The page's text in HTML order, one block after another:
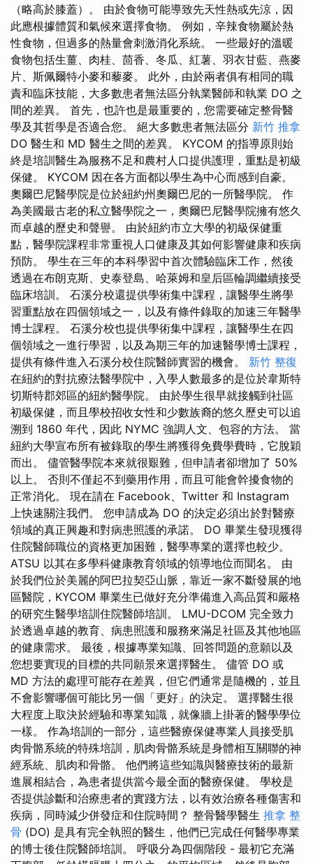
（略高於膝蓋）。 由於食物可能導致先天性熱或先涼，因
此應根據體質和氣候來選擇食物。 例如，辛辣食物屬於熱
性食物，但過多的熱量會刺激消化系統。 一些最好的溫暖
食物包括生薑、肉桂、茴香、冬瓜、紅薯、羽衣甘藍、燕麥
片、斯佩爾特小麥和藜麥。 此外，由於兩者俱有相同的職
責和臨床技能，大多數患者無法區分執業醫師和執業 DO 之
間的差異。 首先，也許也是最重要的，您需要確定整骨醫
學及其哲學是否適合您。 絕大多數患者無法區分 新竹 推拿
DO 醫生和 MD 醫生之間的差異。 KYCOM 的指導原則始
終是培訓醫生為服務不足和農村人口提供護理，重點是初級
保健。 KYCOM 因在各方面都以學生為中心而感到自豪。
奧爾巴尼醫學院是位於紐約州奧爾巴尼的一所醫學院。 作
為美國最古老的私立醫學院之一，奧爾巴尼醫學院擁有悠久
而卓越的歷史和聲譽。 由於紐約市立大學的初級保健重
點，醫學院課程非常重視人口健康及其如何影響健康和疾病
預防。 學生在三年的本科學習中首次體驗臨床工作，然後
透過在布朗克斯、史泰登島、哈萊姆和皇后區輪調繼續接受
臨床培訓。 石溪分校還提供學術集中課程，讓醫學生將學
習重點放在四個領域之一，以及有條件錄取的加速三年醫學
博士課程。 石溪分校也提供學術集中課程，讓醫學生在四
個領域之一進行學習，以及為期三年的加速醫學博士課程，
提供有條件進入石溪分校住院醫師實習的機會。 新竹 整復
在紐約的對抗療法醫學院中，入學人數最多的是位於韋斯特
切斯特郡郊區的紐約醫學院。 由於學生很早就接觸到社區
初級保健，而且學校招收女性和少數族裔的悠久歷史可以追
溯到 1860 年代，因此 NYMC 強調人文、包容的方法。 當
紐約大學宣布所有被錄取的學生將獲得免費學費時，它脫穎
而出。 儘管醫學院本來就很艱難，但申請者卻增加了 50%
以上。 否則不僅起不到藥用作用，而且可能會幹擾食物的
正常消化。 現在請在 Facebook、Twitter 和 Instagram
上快速關注我們。 您申請成為 DO 的決定必須出於對醫療
領域的真正興趣和對病患照護的承諾。 DO 畢業生發現獲得
住院醫師職位的資格更加困難，醫學專業的選擇也較少。
ATSU 以其在多學科健康教育領域的領導地位而聞名。 由
於我們位於美麗的阿巴拉契亞山脈，靠近一家不斷發展的地
區醫院，KYCOM 畢業生已做好充分準備進入高品質和嚴格
的研究生醫學培訓住院醫師培訓。 LMU-DCOM 完全致力
於透過卓越的教育、病患照護和服務來滿足社區及其他地區
的健康需求。 最後，根據專業知識、回答問題的意願以及
您想要實現的目標的共同願景來選擇醫生。 儘管 DO 或
MD 方法的處理可能存在差異，但它們通常是隨機的，並且
不會影響哪個可能比另一個「更好」的決定。 選擇醫生很
大程度上取決於經驗和專業知識，就像牆上掛著的醫學學位
一樣。 作為培訓的一部分，這些醫療保健專業人員接受肌
肉骨骼系統的特殊培訓，肌肉骨骼系統是身體相互關聯的神
經系統、肌肉和骨骼。 他們將這些知識與醫療技術的最新
進展相結合，為患者提供當今最全面的醫療保健。 學校是
否提供診斷和治療患者的實踐方法，以有效治療各種傷害和
疾病，同時減少併發症和住院時間？ 整骨醫學醫生 推拿 整
骨 (DO) 是具有完全執照的醫生，他們已完成任何醫學專業
的博士後住院醫師培訓。 呼吸分為四個階段 - 最初它充滿